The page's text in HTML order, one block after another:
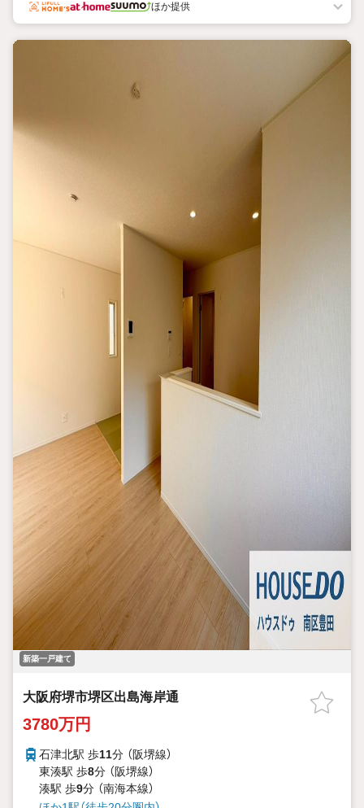
ほか提供
新築一戸建て
大阪府堺市堺区出島海岸通
3780万円
石津北駅 歩11分 （阪堺線）
東湊駅 歩8分 （阪堺線）
湊駅 歩9分 （南海本線）